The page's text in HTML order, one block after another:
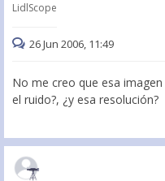
LidlScope
26 Jun 2006, 11:49
No me creo que esa
el ruido?, ¿y esa resolución?